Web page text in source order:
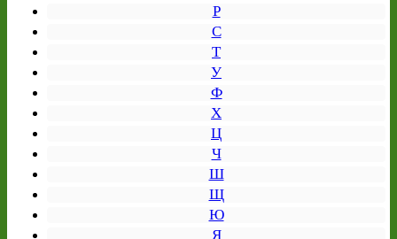
Р
С
Т
У
Ф
Х
Ц
Ч
Ш
Щ
Ю
Я